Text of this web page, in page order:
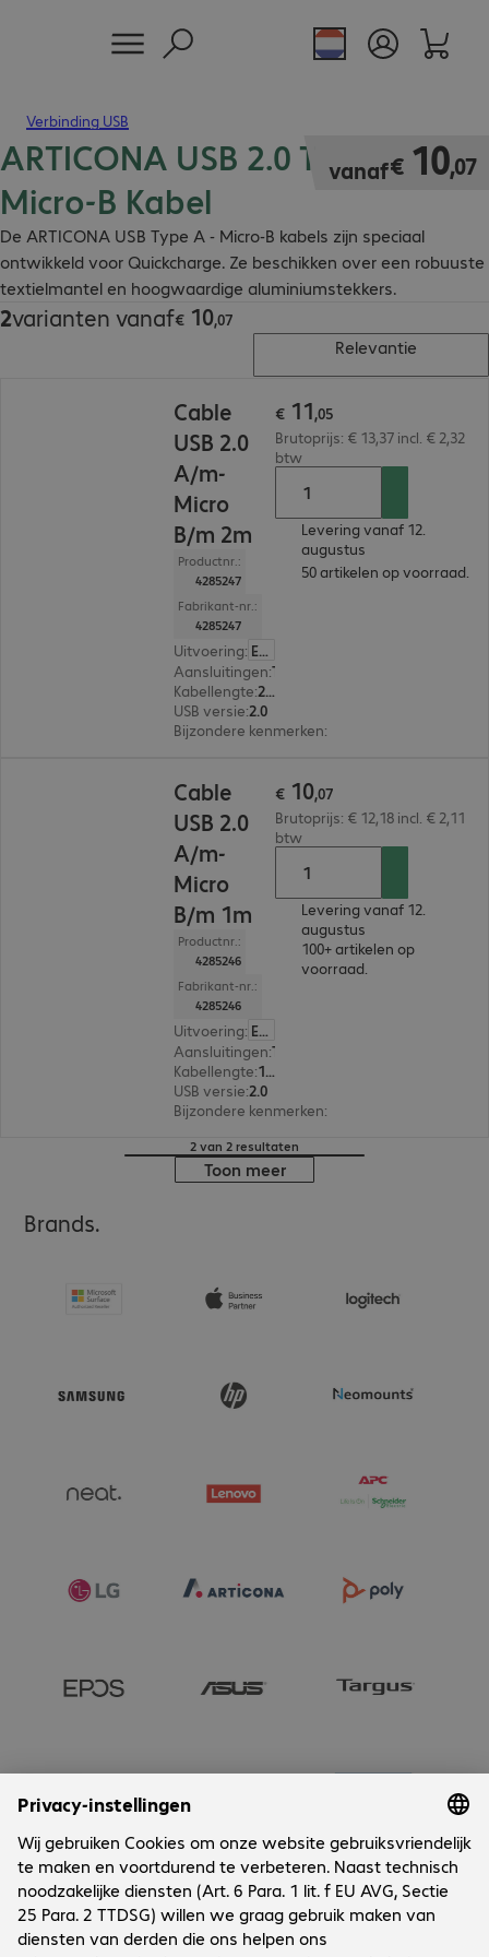
Verbinding USB
ARTICONA USB 2.0 Type A -
Micro-B Kabel
De ARTICONA USB Type A - Micro-B kabels zijn speciaal
ontwikkeld voor Quickcharge. Ze beschikken over een robuuste
textielmantel en hoogwaardige aluminiumstekkers.
vanaf€ 10,07
€ 10,07
2varianten vanaf€ 10,07
€ 10,07
Relevantie
Cable
USB 2.0
A/m-
Micro
B/m 2m
Productnr.:
4285247
Fabrikant-nr.:
4285247
Uitvoering: Europa
Aansluitingen:
Kabellengte: 2 m
USB versie:2.0
Bijzondere kenmerken:
€ 11,05
Brutoprijs: € 13,37 incl. € 2,32
btw
Levering vanaf 12.
augustus
50 artikelen op voorraad.
Cable
USB 2.0
A/m-
Micro
B/m 1m
Productnr.:
4285246
Fabrikant-nr.:
4285246
Uitvoering: Europa
Aansluitingen:
Kabellengte: 1 m
USB versie:2.0
Bijzondere kenmerken:
€ 10,07
Brutoprijs: € 12,18 incl. € 2,11
btw
Levering vanaf 12.
augustus
100+ artikelen op
voorraad.
2 van 2 resultaten
Toon meer
Brands.
Onderneming